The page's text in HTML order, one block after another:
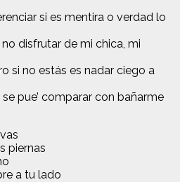
si es mentira o verdad lo
disfrutar de mi chica, mi
si no estás es nadar ciego a
pue’ comparar con bañarme
piernas
a tu lado